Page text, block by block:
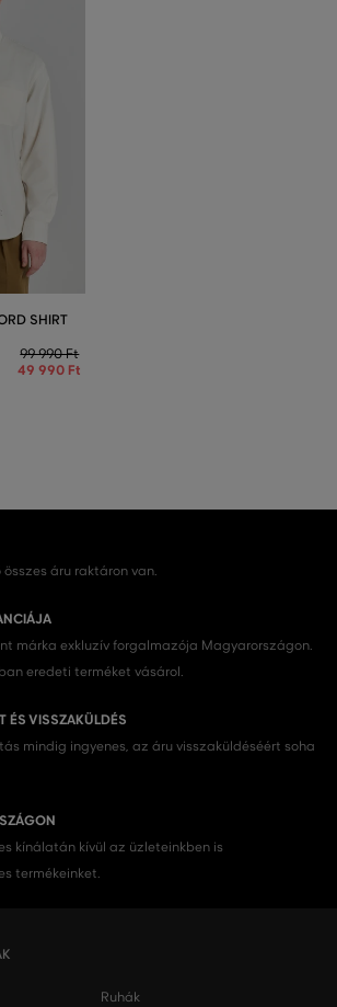
SHIRT
99 990 Ft
49 990 Ft
áru raktáron van.
márka exkluzív forgalmazója Magyarországon.
eredeti terméket vásárol.
ÉS VISSZAKÜLDÉS
mindig ingyenes, az áru visszaküldéséért soha
kínálatán kívül az üzleteinkben is
termékeinket.
Ruhák